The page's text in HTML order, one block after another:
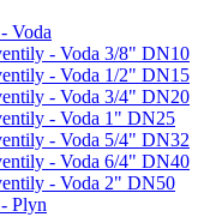
Voda
- Voda 3/8" DN10
- Voda 1/2" DN15
- Voda 3/4" DN20
- Voda 1" DN25
- Voda 5/4" DN32
- Voda 6/4" DN40
- Voda 2" DN50
Plyn